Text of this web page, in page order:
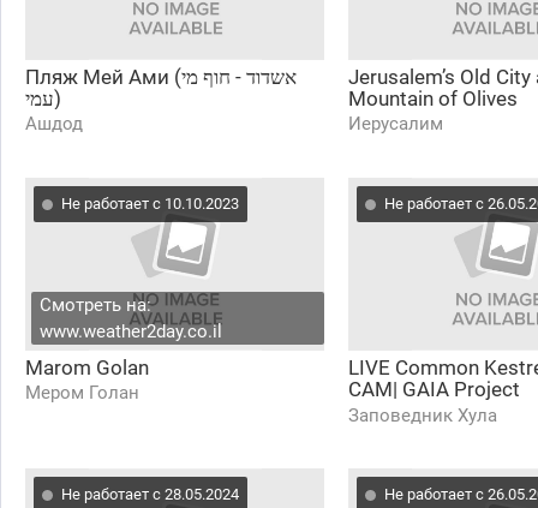
Пляж Мей Ами (אשדוד - חוף מי
עמי)
Ашдод
Jerusalem’s Old City
Mountain of Olives
Иерусалим
Не работает с 10.10.2023
Смотреть на:
www.weather2day.co.il
Marom Golan
Мером Голан
Не работает с
LIVE Common
CAM| GAIA Project
WBAIS|Charter
Заповедник Хула
Не работает с 28.05.2024 Не работает с